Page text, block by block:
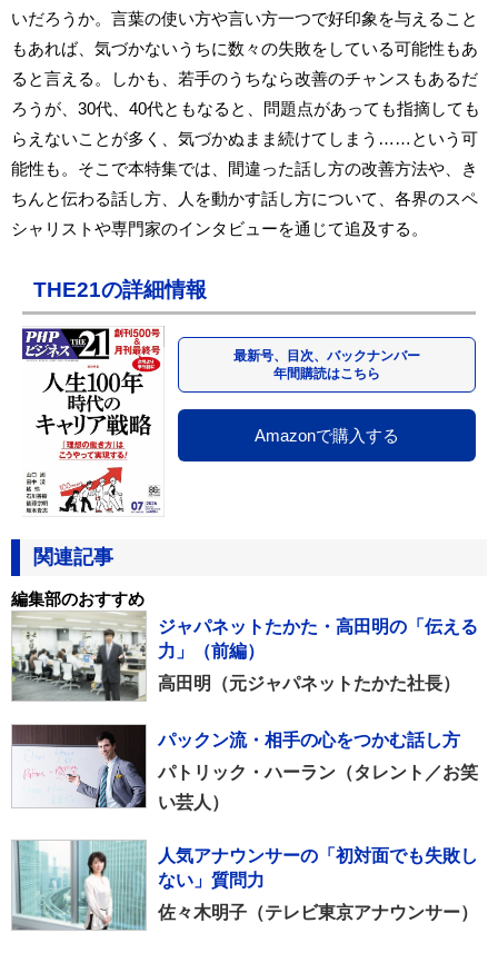
いだろうか。言葉の使い方や言い方一つで好印象を与えること
もあれば、気づかないうちに数々の失敗をしている可能性もあ
ると言える。しかも、若手のうちなら改善のチャンスもあるだ
ろうが、30代、40代ともなると、問題点があっても指摘しても
らえないことが多く、気づかぬまま続けてしまう……という可
能性も。そこで本特集では、間違った話し方の改善方法や、き
ちんと伝わる話し方、人を動かす話し方について、各界のスペ
シャリストや専門家のインタビューを通じて追及する。
THE21の詳細情報
最新号、目次、バックナンバー
年間購読はこちら
Amazonで購入する
関連記事
編集部のおすすめ
ジャパネットたかた・高田明の「伝える
力」（前編）
高田明（元ジャパネットたかた社長）
パックン流・相手の心をつかむ話し方
パトリック・ハーラン（タレント／お笑
い芸人）
人気アナウンサーの「初対面でも失敗し
ない」質問力
佐々木明子（テレビ東京アナウンサー）